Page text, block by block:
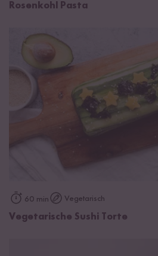
Rosenkohl Pasta
60 min Vegetarisch
Vegetarische Sushi Torte